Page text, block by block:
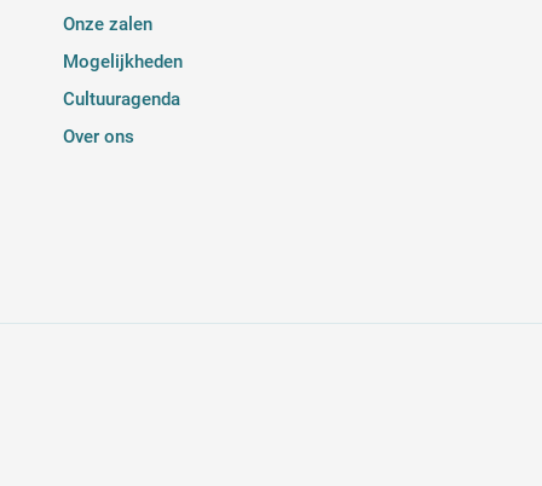
Onze zalen
Mogelijkheden
Cultuuragenda
Over ons